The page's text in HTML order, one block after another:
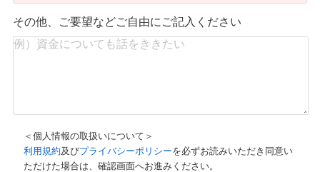
その他、ご要望などご自由にご記入ください
＜個人情報の取扱いについて＞
利用規約及びプライバシーポリシーを必ずお読みいただき同意い
ただけた場合は、確認画面へお進みください。